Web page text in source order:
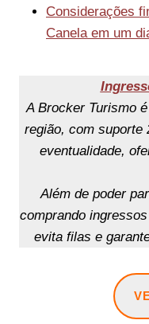
Considerações
Canela em um
A Brocker Turismo
região, com suporte
eventualidade,
Além de poder
comprando
evita filas e